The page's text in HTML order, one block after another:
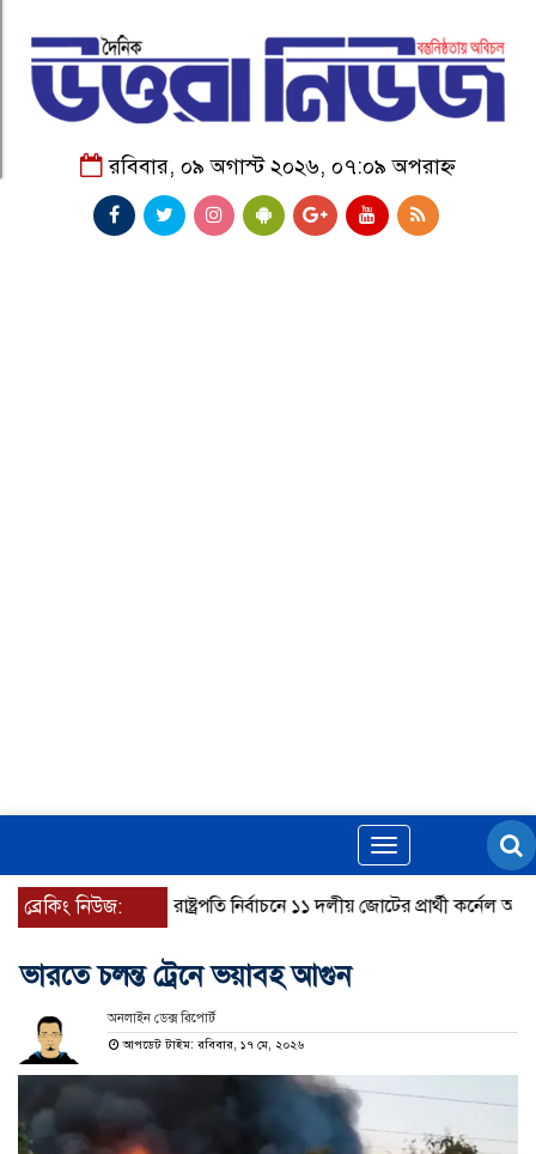
রবিবার, ০৯ অগাস্ট ২০২৬, ০৭:০৯ অপরাহ্ন
Toggle
navigation
ব্রেকিং নিউজ: রাষ্ট্রপতি নির্বাচনে ১১ দলীয় জোটের প্রার্থী কর্নেল অলি
ভারতে চলন্ত ট্রেনে ভয়াবহ আগুন
অনলাইন ডেক্স রিপোর্ট
আপডেট টাইম: রবিবার, ১৭ মে, ২০২৬